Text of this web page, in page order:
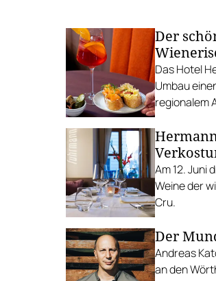
Der
Das Hotel
Umbau
regionalem
Am 12. Juni
Weine der
Cru.
Der
Andreas
an den